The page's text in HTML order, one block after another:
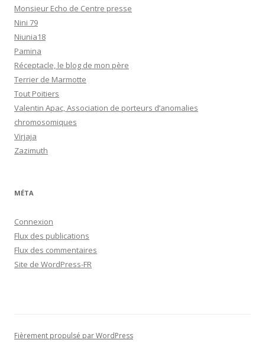
Monsieur Echo de Centre presse
Nini 79
Niunia18
Pamina
Réceptacle, le blog de mon père
Terrier de Marmotte
Tout Poitiers
Valentin Apac, Association de porteurs d’anomalies
chromosomiques
Virjaja
Zazimuth
MÉTA
Connexion
Flux des publications
Flux des commentaires
Site de WordPress-FR
Fièrement propulsé par WordPress